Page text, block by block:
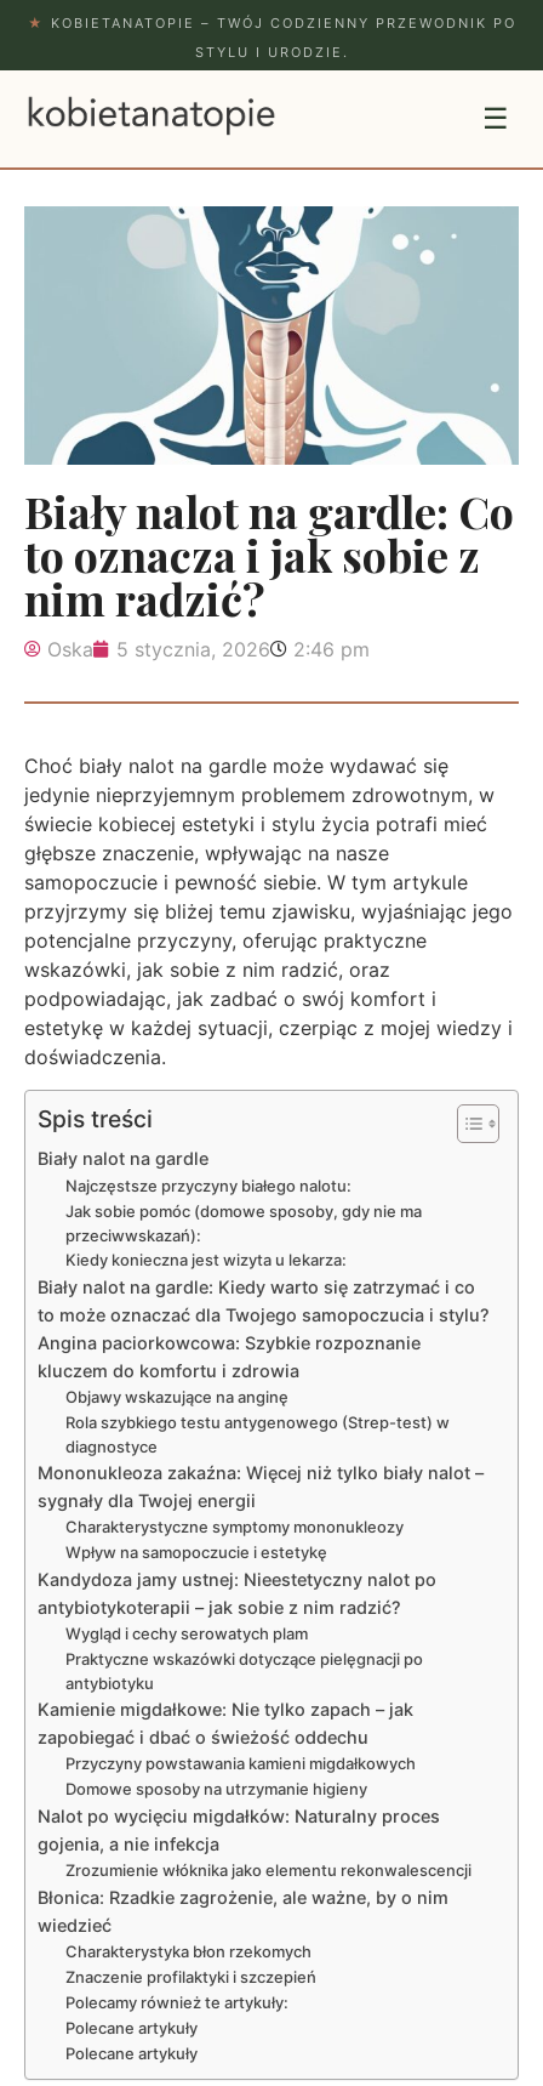
★
KOBIETANATOPIE – TWÓJ CODZIENNY PRZEWODNIK PO
STYLU I URODZIE.
☰
Biały nalot na gardle: Co
to oznacza i jak sobie z
nim radzić?
Oska 5 stycznia, 2026 2:46 pm
Choć biały nalot na gardle może wydawać się
jedynie nieprzyjemnym problemem zdrowotnym, w
świecie kobiecej estetyki i stylu życia potrafi mieć
głębsze znaczenie, wpływając na nasze
samopoczucie i pewność siebie. W tym artykule
przyjrzymy się bliżej temu zjawisku, wyjaśniając jego
potencjalne przyczyny, oferując praktyczne
wskazówki, jak sobie z nim radzić, oraz
podpowiadając, jak zadbać o swój komfort i
estetykę w każdej sytuacji, czerpiąc z mojej wiedzy i
doświadczenia.
Spis treści
Biały nalot na gardle
Najczęstsze przyczyny białego nalotu:
Jak sobie pomóc (domowe sposoby, gdy nie ma
przeciwwskazań):
Kiedy konieczna jest wizyta u lekarza:
Biały nalot na gardle: Kiedy warto się zatrzymać i co
to może oznaczać dla Twojego samopoczucia i stylu?
Angina paciorkowcowa: Szybkie rozpoznanie
kluczem do komfortu i zdrowia
Objawy wskazujące na anginę
Rola szybkiego testu antygenowego (Strep-test) w
diagnostyce
Mononukleoza zakaźna: Więcej niż tylko biały nalot –
sygnały dla Twojej energii
Charakterystyczne symptomy mononukleozy
Wpływ na samopoczucie i estetykę
Kandydoza jamy ustnej: Nieestetyczny nalot po
antybiotykoterapii – jak sobie z nim radzić?
Wygląd i cechy serowatych plam
Praktyczne wskazówki dotyczące pielęgnacji po
antybiotyku
Kamienie migdałkowe: Nie tylko zapach – jak
zapobiegać i dbać o świeżość oddechu
Przyczyny powstawania kamieni migdałkowych
Domowe sposoby na utrzymanie higieny
Nalot po wycięciu migdałków: Naturalny proces
gojenia, a nie infekcja
Zrozumienie włóknika jako elementu rekonwalescencji
Błonica: Rzadkie zagrożenie, ale ważne, by o nim
wiedzieć
Charakterystyka błon rzekomych
Znaczenie profilaktyki i szczepień
Polecamy również te artykuły:
Polecane artykuły
Polecane artykuły